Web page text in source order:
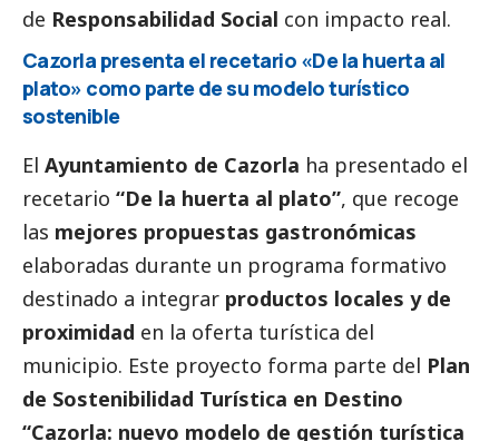
de Responsabilidad Social con impacto real.
Cazorla presenta el recetario «De la huerta al
plato» como parte de su modelo turístico
sostenible
El Ayuntamiento de Cazorla ha presentado el
recetario “De la huerta al plato”, que recoge
las mejores propuestas gastronómicas
elaboradas durante un programa formativo
destinado a integrar productos locales y de
proximidad en la oferta turística del
municipio. Este proyecto forma parte del Plan
de Sostenibilidad Turística en Destino
“Cazorla: nuevo modelo de gestión turística